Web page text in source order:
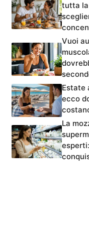
tutta
Vuoi
Estate
ecco
La